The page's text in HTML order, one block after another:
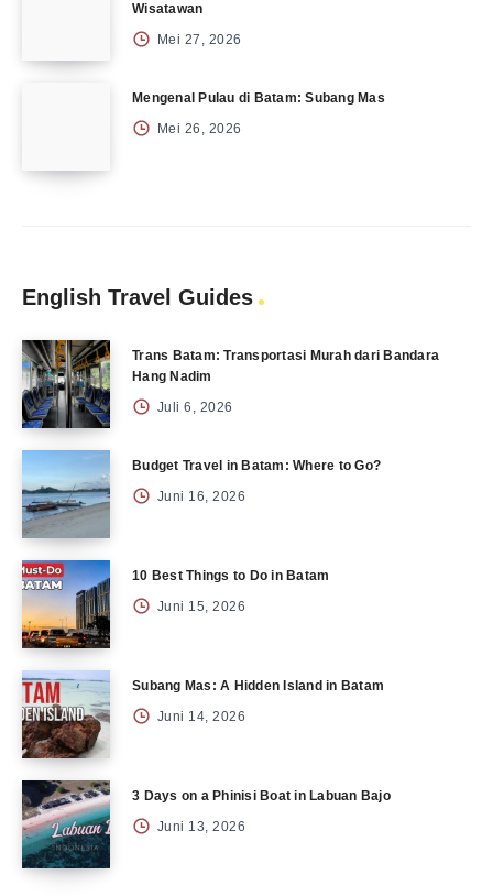
Wisatawan
Mei 27, 2026
Mengenal Pulau di Batam: Subang Mas
Mei 26, 2026
English Travel Guides
Trans Batam: Transportasi Murah dari Bandara
Hang Nadim
Juli 6, 2026
Budget Travel in Batam: Where to Go?
Juni 16, 2026
10 Best Things to Do in Batam
Juni 15, 2026
Subang Mas: A Hidden Island in Batam
Juni 14, 2026
3 Days on a Phinisi Boat in Labuan Bajo
Juni 13, 2026